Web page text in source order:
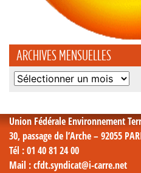
ARCHIVES MENSUELLES
Archives
Union Fédérale Environnement
30, passage de l’Arche – 92055
Tél : 01 40 81 24 00
Mail : cfdt.syndicat@i-carre.net